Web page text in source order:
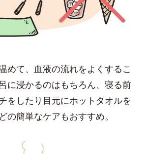
めて、血液の流れをよくするこ
に浸かるのはもちろん、寝る前
をしたり目元にホットタオルを
の簡単なケアもおすすめ。